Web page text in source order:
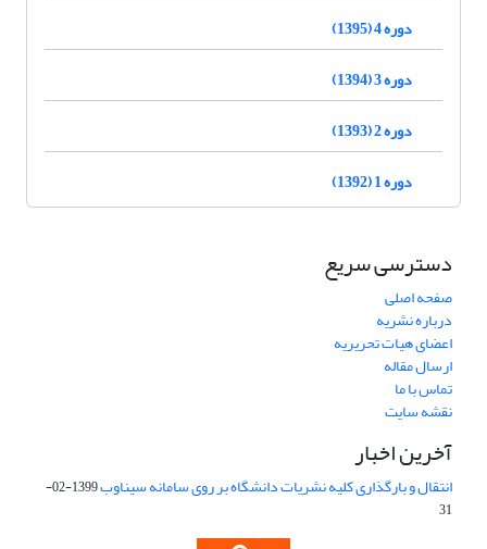
دوره 4 (1395)
دوره 3 (1394)
دوره 2 (1393)
دوره 1 (1392)
دسترسی سریع
صفحه اصلی
درباره نشریه
اعضای هیات تحریریه
ارسال مقاله
تماس با ما
نقشه سایت
آخرین اخبار
انتقال و بارگذاری کلیه نشریات دانشگاه بر روی سامانه سیناوب
1399-02-
31